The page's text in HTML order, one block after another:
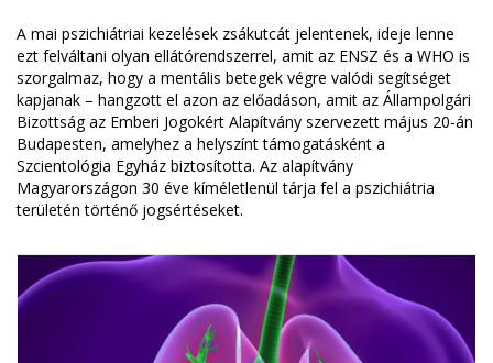
A mai pszichiátriai kezelések zsákutcát jelentenek, ideje lenne
ezt felváltani olyan ellátórendszerrel, amit az ENSZ és a WHO is
szorgalmaz, hogy a mentális betegek végre valódi segítséget
kapjanak – hangzott el azon az előadáson, amit az Állampolgári
Bizottság az Emberi Jogokért Alapítvány szervezett május 20-án
Budapesten, amelyhez a helyszínt támogatásként a
Szcientológia Egyház biztosította. Az alapítvány
Magyarországon 30 éve kíméletlenül tárja fel a pszichiátria
területén történő jogsértéseket.